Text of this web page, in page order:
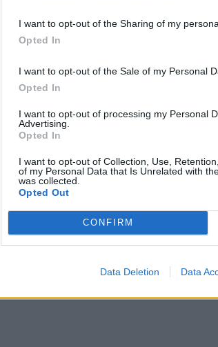
I want to opt-out of the Sharing of my
Opted In
I want to opt-out of the Sale of my Personal
Opted In
I want to opt-out of processing my Personal
Advertising.
Opted In
I want to opt-out of Collection, Use,
of my Personal Data that Is Unrelated with
was collected.
Opted Out
CONFIRM
Data Deletion Data